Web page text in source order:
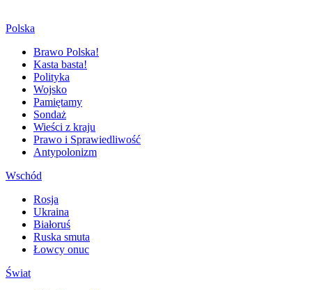
Polska
Brawo Polska!
Kasta basta!
Polityka
Wojsko
Pamiętamy
Sondaż
Wieści z kraju
Prawo i Sprawiedliwość
Antypolonizm
Wschód
Rosja
Ukraina
Białoruś
Ruska smuta
Łowcy onuc
Świat